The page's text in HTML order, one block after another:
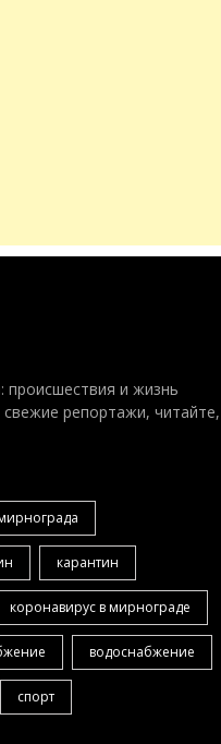
происшествия и жизнь
репортажи, читайте,
карантин
коронавирус в мирнограде
водоснабжение
спорт